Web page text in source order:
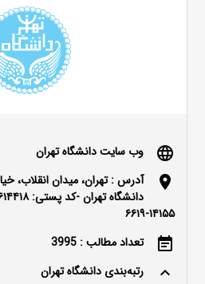
language وب سایت دانشگاه تهران
location_on
۱۴۱۵۵-۶۶۱۹
event_note تعداد مطالب : 3995
keyboard_arrow_up رتبه‌بندی دانشگاه تهران